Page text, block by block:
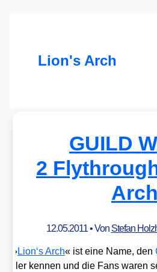
Lion's Arch
GUILD
2
Arch
12.05.2011• Von Stefan
»Lion‘s Arch« ist eine Name, den
ler ken­nen und die Fans waren